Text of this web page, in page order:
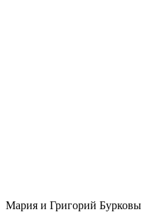
Мария и Григорий Бурковы